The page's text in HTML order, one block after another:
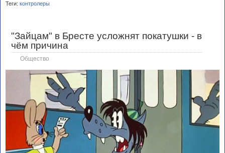
Теги: контролеры
"Зайцам" в Бресте усложнят покатушки - в
чём причина
Общество